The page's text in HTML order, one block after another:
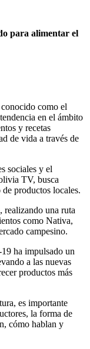
para alimentar el
como el
en el ámbito
y recetas
de vida a través de
sociales y el
TV, busca
productos locales.
realizando una ruta
como Nativa,
campesino.
ha impulsado un
a las nuevas
productos más
es importante
la forma de
cómo hablan y